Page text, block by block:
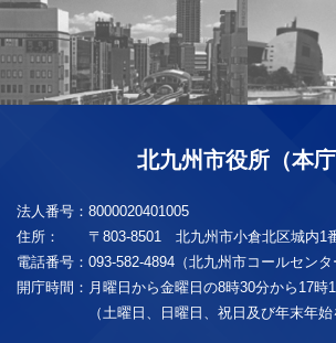
北九州市役所（本庁
法人番号： 8000020401005
住所：
〒803-8501 北九州市小倉北区城内1
電話番号： 093-582-4894（北九州市コールセンタ
開庁時間： 月曜日から金曜日の8時30分から17時
（土曜日、日曜日、祝日及び年末年始